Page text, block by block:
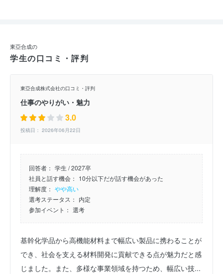
東亞合成の
学生の口コミ・評判
東亞合成株式会社の口コミ・評判
仕事のやりがい・魅力
3.0
投稿日： 2026年06月22日
回答者： 学生 / 2027卒
社員と話す機会： 10分以下だが話す機会があった
理解度： やや高い
選考ステータス： 内定
参加イベント： 選考
基幹化学品から高機能材料まで幅広い製品に携わることが
でき、社会を支える材料開発に貢献できる点が魅力だと感
じました。また、多様な事業領域を持つため、幅広い技...